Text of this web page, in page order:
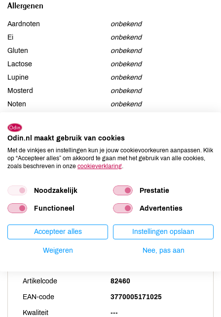
Allergenen
Aardnoten
onbekend
Ei
onbekend
Gluten
onbekend
Lactose
onbekend
Lupine
onbekend
Mosterd
onbekend
Noten
onbekend
Selderij
Sesam
onbekend
Soja
onbekend
Vis
onbekend
Zwaveldioxide / sulfieten
onbekend
Productspecificaties
Artikelcode 82460
EAN-code 3770005171025
Kwaliteit ---
Odin.nl maakt gebruik van cookies
Met de vinkjes en instellingen kun je jouw cookievoorkeuren aanpassen. Klik
op “Accepteer alles” om akkoord te gaan met het gebruik van alle cookies,
zoals beschreven in onze cookieverklaring.
Noodzakelijk Prestatie
Functioneel Advertenties
Accepteer alles Instellingen opslaan
Weigeren Nee, pas aan